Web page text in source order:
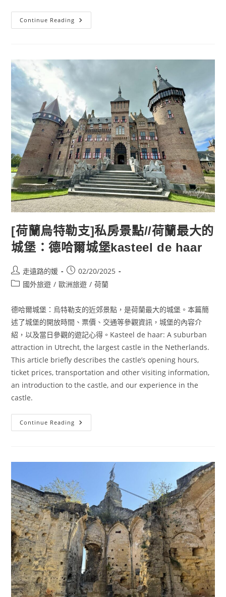
的
少
女）
Continue Reading [荷
蘭
市
教
堂
改
建
而
成，
全
世
界
最
美
的
書
店：
天
堂
書
店
Dominicanen
[荷蘭烏特勒支]私房景點//荷蘭最大的
城堡：德哈爾城堡kasteel de haar
Post
author:
走遠路的媛
Post
published:
02/20/2025
Post國外旅遊 / 歐洲旅遊 / 荷蘭
德哈爾城堡：烏特勒支的近郊景點，是荷蘭最大的城堡。本篇簡
述了城堡的開放時間、票價、交通等參觀資訊，城堡的內容介
紹，以及當日參觀的遊記心得。Kasteel de haar: A suburban
attraction in Utrecht, the largest castle in the Netherlands.
This article briefly describes the castle’s opening hours,
ticket prices, transportation and other visiting information,
an introduction to the castle, and our experience in the
castle.
Continue Reading [荷
蘭
私
景
點//
荷
蘭
最
大
的
城
堡：
德
哈
爾
城
堡
Kasteel
De
Haar